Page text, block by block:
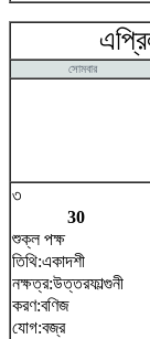
সোমবার
৩
30
শুক্ল পক্ষ
তিথি:একাদশী
নক্ষত্র:উত্তরফাল্গুনী
করণ:বণিজ
যোগ:বজ্র